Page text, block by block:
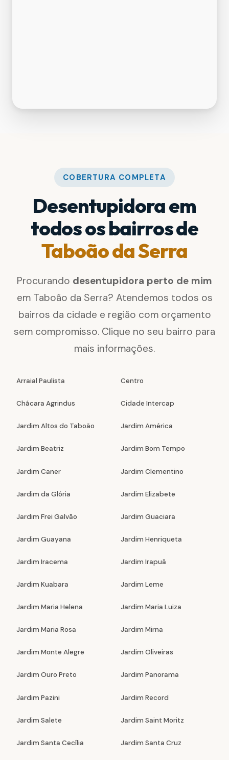
COBERTURA COMPLETA
Desentupidora em
todos os bairros de
Taboão da Serra
Procurando desentupidora perto de mim
em Taboão da Serra? Atendemos todos os
bairros da cidade e região com orçamento
sem compromisso. Clique no seu bairro para
mais informações.
Arraial Paulista Centro
Chácara Agrindus Cidade Intercap
Jardim Altos do Taboão Jardim América
Jardim Beatriz Jardim Bom Tempo
Jardim Caner Jardim Clementino
Jardim da Glória Jardim Elizabete
Jardim Frei Galvão Jardim Guaciara
Jardim Guayana Jardim Henriqueta
Jardim Iracema Jardim Irapuã
Jardim Kuabara Jardim Leme
Jardim Maria Helena Jardim Maria Luiza
Jardim Maria Rosa Jardim Mirna
Jardim Monte Alegre Jardim Oliveiras
Jardim Ouro Preto Jardim Panorama
Jardim Pazini Jardim Record
Jardim Salete Jardim Saint Moritz
Jardim Santa Cecília Jardim Santa Cruz